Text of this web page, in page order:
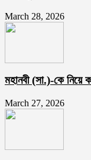
March 28, 2026
মহানবী (সা.)-কে
March 27, 2026